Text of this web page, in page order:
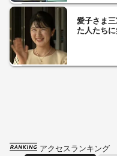
愛子さま
た人たち
アクセスランキング